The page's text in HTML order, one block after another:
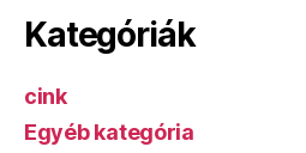
Kategóriák
cink
Egyéb kategória